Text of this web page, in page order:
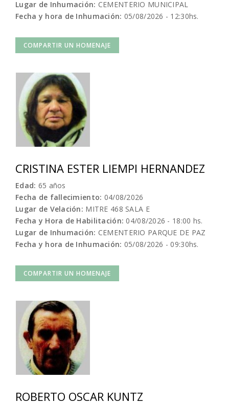
Lugar de Inhumación: CEMENTERIO MUNICIPAL
Fecha y hora de Inhumación: 05/08/2026 - 12:30hs.
COMPARTIR UN HOMENAJE
CRISTINA ESTER LIEMPI HERNANDEZ
Edad: 65 años
Fecha de fallecimiento: 04/08/2026
Lugar de Velación: MITRE 468 SALA E
Fecha y Hora de Habilitación: 04/08/2026 - 18:00 hs.
Lugar de Inhumación: CEMENTERIO PARQUE DE PAZ
Fecha y hora de Inhumación: 05/08/2026 - 09:30hs.
COMPARTIR UN HOMENAJE
ROBERTO OSCAR KUNTZ